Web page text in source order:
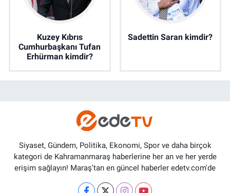
Kuzey Kıbrıs
Cumhurbaşkanı Tufan
Erhürman kimdir?
Sadettin Saran kimdir?
Siyaset, Gündem, Politika, Ekonomi, Spor ve daha birçok
kategori de Kahramanmaraş haberlerine her an ve her yerde
erişim sağlayın! Maraş'tan en güncel haberler edetv.com'de